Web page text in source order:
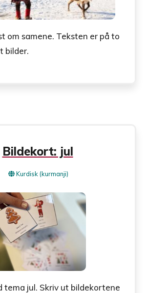
om samene. Teksten er på to
bilder.
Bildekort: jul
Kurdisk (kurmanji)
tema jul. Skriv ut bildekortene